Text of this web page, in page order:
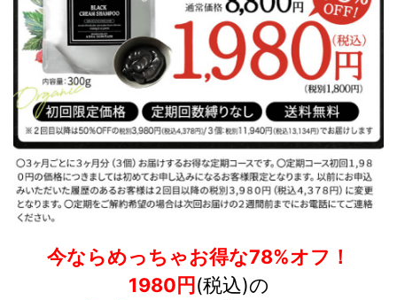
今ならめっちゃお得な78%オフ！
1980円(税込)の